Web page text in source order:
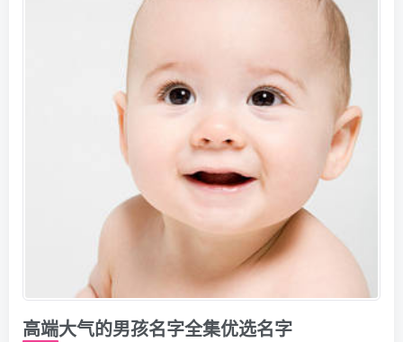
高端大气的男孩名字全集优选名字